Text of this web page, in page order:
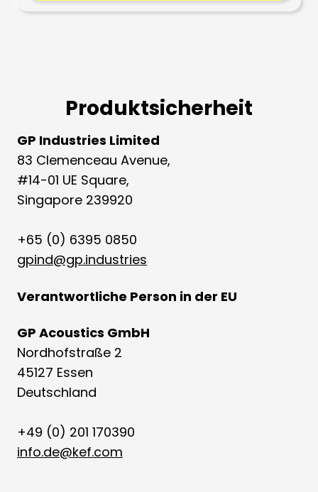
Produktsicherheit
GP Industries Limited
83 Clemenceau Avenue,
#14-01 UE Square,
Singapore 239920
+65 (0) 6395 0850
gpind@gp.industries
Verantwortliche Person in der EU
GP Acoustics GmbH
Nordhofstraße 2
45127 Essen
Deutschland
+49 (0) 201 170390
info.de@kef.com